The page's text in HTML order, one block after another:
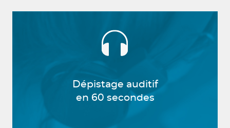
Dépistage auditif
en 60 secondes